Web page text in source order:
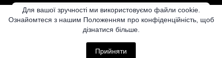
Підписатися
Для вашої зручності ми використовуємо файли cookie.
Ознайомтеся з нашим Положенням про конфіденційність, щоб
дізнатися більше.
Прийняти